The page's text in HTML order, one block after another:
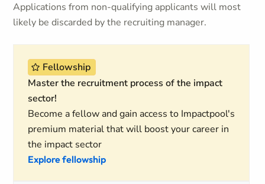
Applications from non-qualifying applicants will most
likely be discarded by the recruiting manager.
Fellowship
Master the recruitment process of the impact
sector!
Become a fellow and gain access to Impactpool's
premium material that will boost your career in
the impact sector
Explore fellowship